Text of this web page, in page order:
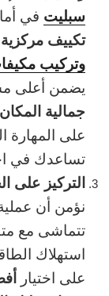
سبليت في
تكييف مركزية
وتركيب
يضمن أعلى
جمالية المكان
على المهارة
تساعدك في
التركيز على
نؤمن أن
تتماشى مع
استهلاك
على اختيار